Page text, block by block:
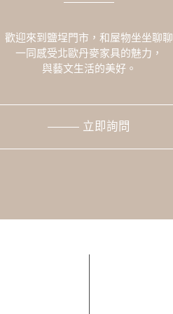
歡迎來到鹽埕門市，和屋物坐坐聊聊
一同感受北歐丹麥家具的魅力，
與藝文生活的美好。
立即詢問